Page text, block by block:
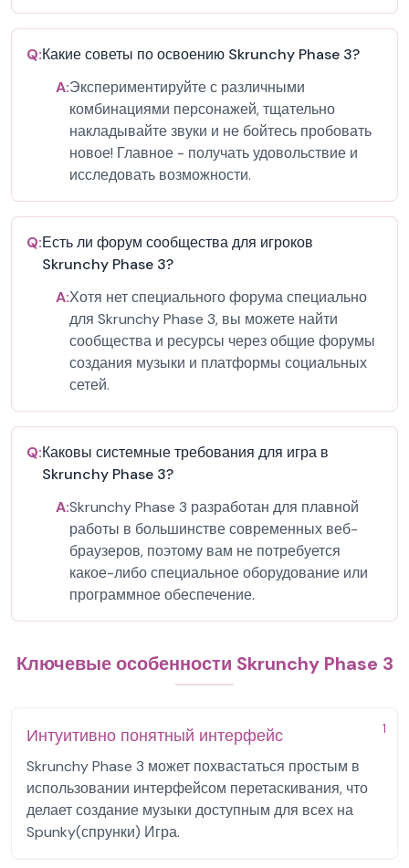
Q:Какие советы по освоению Skrunchy Phase 3?
A:Экспериментируйте с различными
комбинациями персонажей, тщательно
накладывайте звуки и не бойтесь пробовать
новое! Главное - получать удовольствие и
исследовать возможности.
Q:Есть ли форум сообщества для игроков
Skrunchy Phase 3?
A:Хотя нет специального форума специально
для Skrunchy Phase 3, вы можете найти
сообщества и ресурсы через общие форумы
создания музыки и платформы социальных
сетей.
Q:Каковы системные требования для игра в
Skrunchy Phase 3?
A:Skrunchy Phase 3 разработан для плавной
работы в большинстве современных веб-
браузеров, поэтому вам не потребуется
какое-либо специальное оборудование или
программное обеспечение.
Ключевые особенности Skrunchy Phase 3
1
Интуитивно понятный интерфейс
Skrunchy Phase 3 может похвастаться простым в
использовании интерфейсом перетаскивания, что
делает создание музыки доступным для всех на
Spunky(спрунки) Игра.